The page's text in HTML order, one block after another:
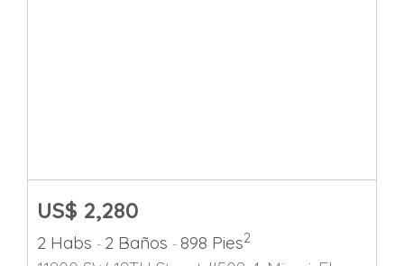
US$ 2,280
2 Habs - 2 Baños - 898 Pies2